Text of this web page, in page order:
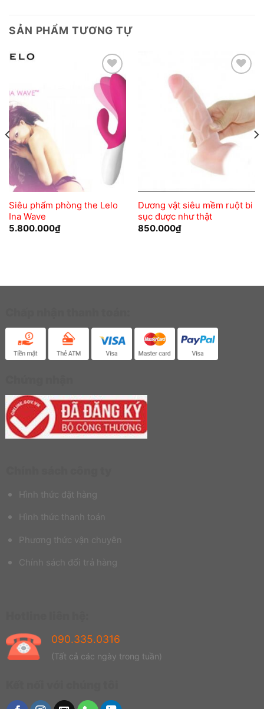
SẢN PHẨM TƯƠNG TỰ
Add to
wishlist
Siêu phẩm phòng the Lelo
Ina Wave
5.800.000₫
Add to
wishlist
Dương vật siêu mềm ruột bi
sục được như thật
850.000₫
Hình thức đặt hàng
Hình thức thanh toán
Phương thức vận chuyên
Chính sách đổi trả hàng
090.335.0316
(Tất cả các ngày trong tuần)